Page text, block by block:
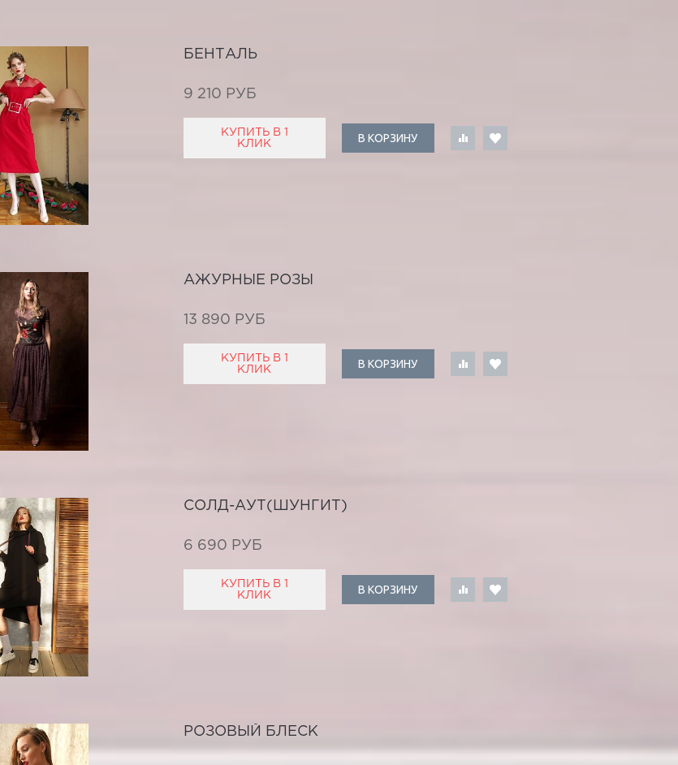
БЕНТАЛЬ
9 210 РУБ
КУПИТЬ В 1
КЛИК
В КОРЗИНУ
АЖУРНЫЕ РОЗЫ
13 890 РУБ
КУПИТЬ В 1
КЛИК
В КОРЗИНУ
СОЛД-АУТ(ШУНГИТ)
6 690 РУБ
КУПИТЬ В 1
КЛИК
В КОРЗИНУ
РОЗОВЫЙ БЛЕСК